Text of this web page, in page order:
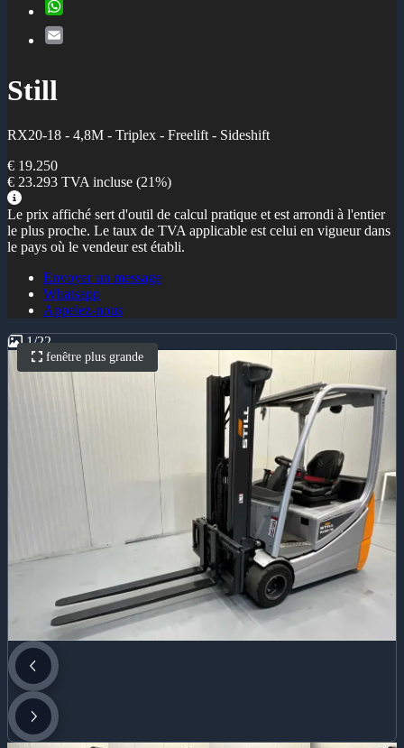
Still
RX20-18 - 4,8M - Triplex - Freelift - Sideshift
€ 19.250
€ 23.293 TVA incluse (21%)
Le prix affiché sert d'outil de calcul pratique et est arrondi à l'entier
le plus proche. Le taux de TVA applicable est celui en vigueur dans
le pays où le vendeur est établi.
Envoyer un message
Whatsapp
Appelez-nous
fenêtre plus grande
1/22